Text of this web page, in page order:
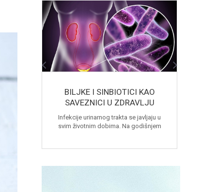
BILJKE I SINBIOTICI KAO
SAVEZNICI U ZDRAVLJU
URINARNOG TRAKTA
Infekcije urinarnog trakta se javljaju u
svim životnim dobima. Na godišnjem